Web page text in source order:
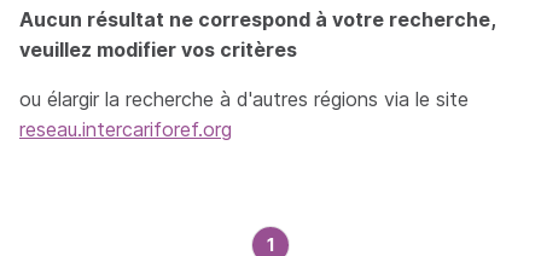
Aucun résultat ne correspond à votre recherche,
veuillez modifier vos critères
ou élargir la recherche à d'autres régions via le site
reseau.intercariforef.org
1